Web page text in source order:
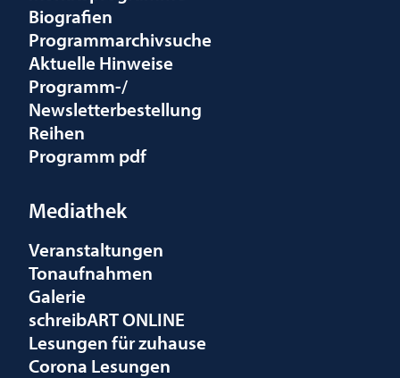
Biografien
Programmarchivsuche
Aktuelle Hinweise
Programm-/
Newsletterbestellung
Reihen
Programm pdf
Mediathek
Veranstaltungen
Tonaufnahmen
Galerie
schreibART ONLINE
Lesungen für zuhause
Corona Lesungen